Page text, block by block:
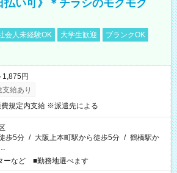
払い可》＊チラシのモクモク
会人未経験OK 大学生歓迎
ブランクOK
1,875円
給あり
費規定内支給 ※派遣先による
歩5分 / 大阪上本町駅から徒歩5分 / 鶴橋駅か
ーなど ■勤務地選べます